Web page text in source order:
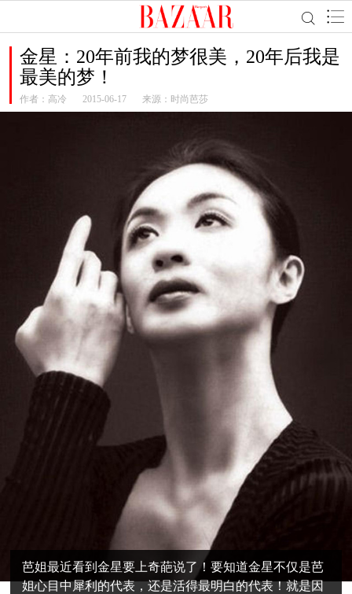
金星：20年前我的梦很美，20年后我是
最美的梦！
作者： 高冷 2015-06-17 来源：时尚芭莎
芭姐最近看到金星要上奇葩说了！要知道金星不仅是芭
姐心目中犀利的代表，还是活得最明白的代表！就是因